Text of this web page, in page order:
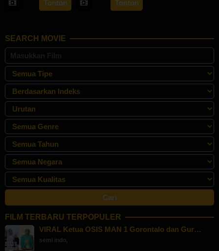
Apr
Ghozali
Tonton
28
Jun
Jesse
Haaja
Tonton
SEARCH MOVIE
FILM TERBARU TERPOPULER
VIRAL Ketua OSIS MAN 1 Gorontalo dan Gur…
semi indo,